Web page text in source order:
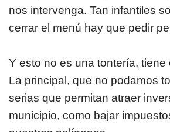
nos intervenga. Tan infantiles
cerrar el menú hay que pedir
Y esto no es una tontería,
La principal, que no podamos
serias que permitan atraer
municipio, como bajar